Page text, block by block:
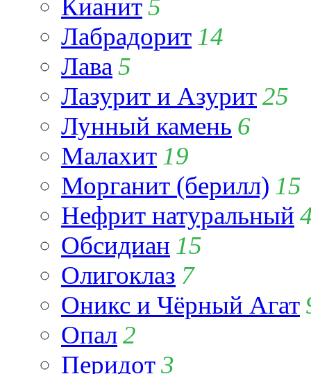
Кианит5
Лабрадорит 14
Лава 5
Лазурит и Азурит25
Лунный камень 6
Малахит 19
Морганит (берилл) 15
Нефрит натуральный
Обсидиан 15
Олигоклаз 7
Оникс и Чёрный Агат
Опал2
Перидот3